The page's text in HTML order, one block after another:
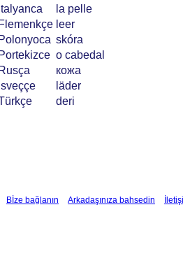
İtalyanca
la pelle
Flemenkçe leer
Polonyoca skóra
Portekizce o cabedal
Rusça
кожа
İsveççe
läder
deri
Bİze bağlanın Arkadaşınıza bahsedin